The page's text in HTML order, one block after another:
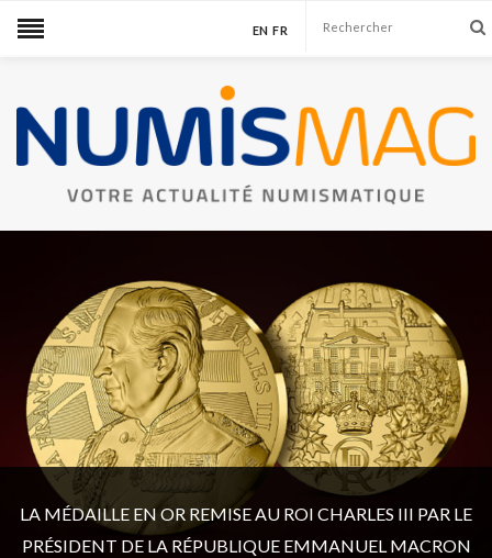
EN FR
LA MÉDAILLE EN OR REMISE AU ROI CHARLES III PAR LE
PRÉSIDENT DE LA RÉPUBLIQUE EMMANUEL MACRON